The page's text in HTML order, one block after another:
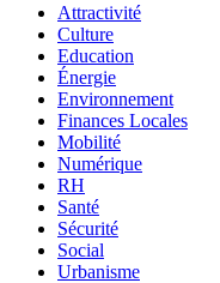
Attractivité
Culture
Education
Énergie
Environnement
Finances Locales
Mobilité
Numérique
RH
Santé
Sécurité
Social
Urbanisme